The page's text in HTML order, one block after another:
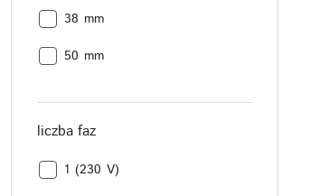
średnica
38 mm
średnica
50 mm
liczba faz
liczba
1 (230 V)